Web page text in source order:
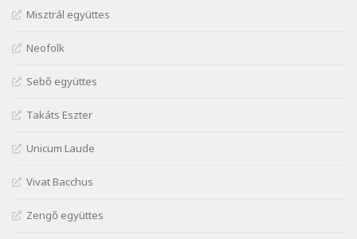
Szélkiáltó
Márai Sándor: Dalocska
Márai Sándor: Együgyű vers gyorsvonatban
Márai Sándor: Ez a kávéház
Szélkiáltó
Szélkiáltó
Márai Sándor: Hol vagyok?
Misztrál együttes
Neofolk
Sebő együttes
Takáts Eszter
Unicum Laude
Vivat Bacchus
Zengő együttes